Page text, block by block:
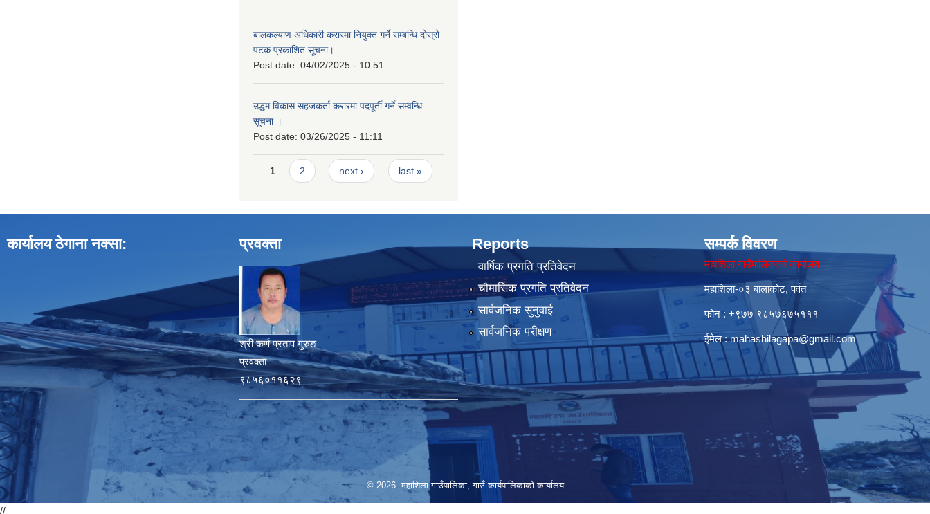
बालकल्याण अधिकारी करारमा नियुक्त गर्ने सम्बन्धि दोस्रो
पटक प्रकाशित सूचना।
Post date: 04/02/2025 - 10:51
उद्धम विकास सहजकर्ता करारमा पदपूर्ती गर्ने सम्वन्धि
सूचना ।
Post date: 03/26/2025 - 11:11
Pages
1 2 next › last »
कार्यालय ठेगाना नक्सा: प्रवक्ता
श्री कर्ण प्रताप गुरुङ
प्रवक्ता
९८५६०११६२९
Reports
वार्षिक प्रगति प्रतिवेदन
चौमासिक प्रगति प्रतिवेदन
सार्वजनिक सुनुवाई
सार्वजनिक परीक्षण
सम्पर्क विवरण
महाशिला गाउँपालिकाको कार्यालय
महाशिला-०३ बालाकोट, पर्वत
फोन : ‌+९७७ ९८५७६७५१११
ईमेल :mahashilagapa@gmail.com
© 2026 महाशिला गाउँपालिका, गाउँ कार्यपालिकाको कार्यालय
//